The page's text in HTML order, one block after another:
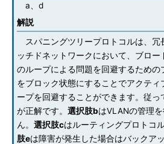
a、d
解説
スパニングツリープロトコルは、冗
ッチドネットワークにおいて、ブロ
のループによる問題を回避するための
をブロック状態にすることでアクティ
ープを回避することができます。従っ
が正解です。 選択肢bはVLANの管理
ん。 選択肢cはルーティングプロトコ
肢eは障害が発生した場合はバックア